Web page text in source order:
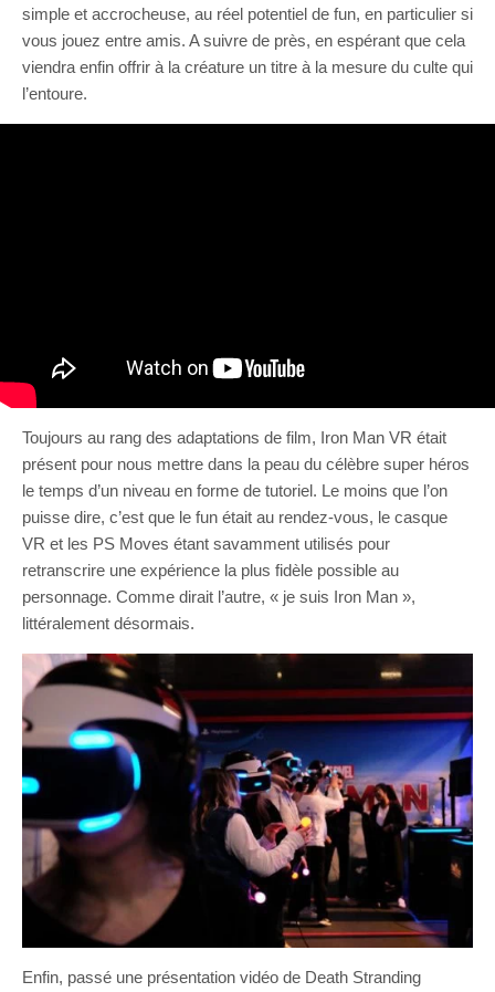
simple et accrocheuse, au réel potentiel de fun, en particulier si
vous jouez entre amis. A suivre de près, en espérant que cela
viendra enfin offrir à la créature un titre à la mesure du culte qui
l’entoure.
Toujours au rang des adaptations de film, Iron Man VR était
présent pour nous mettre dans la peau du célèbre super héros
le temps d’un niveau en forme de tutoriel. Le moins que l’on
puisse dire, c’est que le fun était au rendez-vous, le casque
VR et les PS Moves étant savamment utilisés pour
retranscrire une expérience la plus fidèle possible au
personnage. Comme dirait l’autre, « je suis Iron Man »,
littéralement désormais.
Enfin, passé une présentation vidéo de Death Stranding